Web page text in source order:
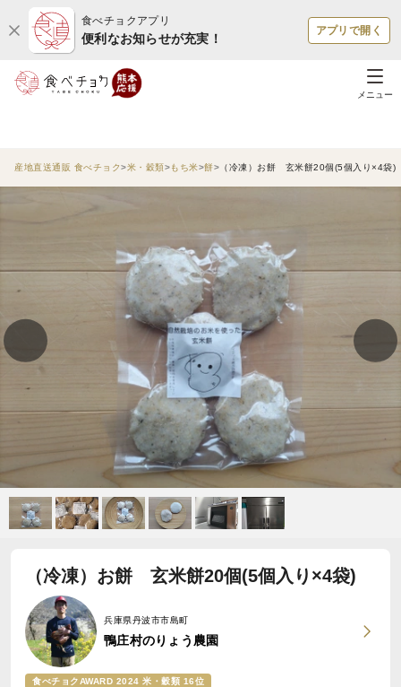
食べチョクアプリ
便利なお知らせが充実！
アプリで開く
メニュー
産地直送通販 食べチョク 米・穀類 もち米 餅 （冷凍）お餅 玄米餅20個(5個入り×4袋)
（冷凍）お餅 玄米餅20個(5個入り×4袋)
兵庫県丹波市市島町
鴨庄村のりょう農園
食べチョクAWARD 2024 米・穀類 16位